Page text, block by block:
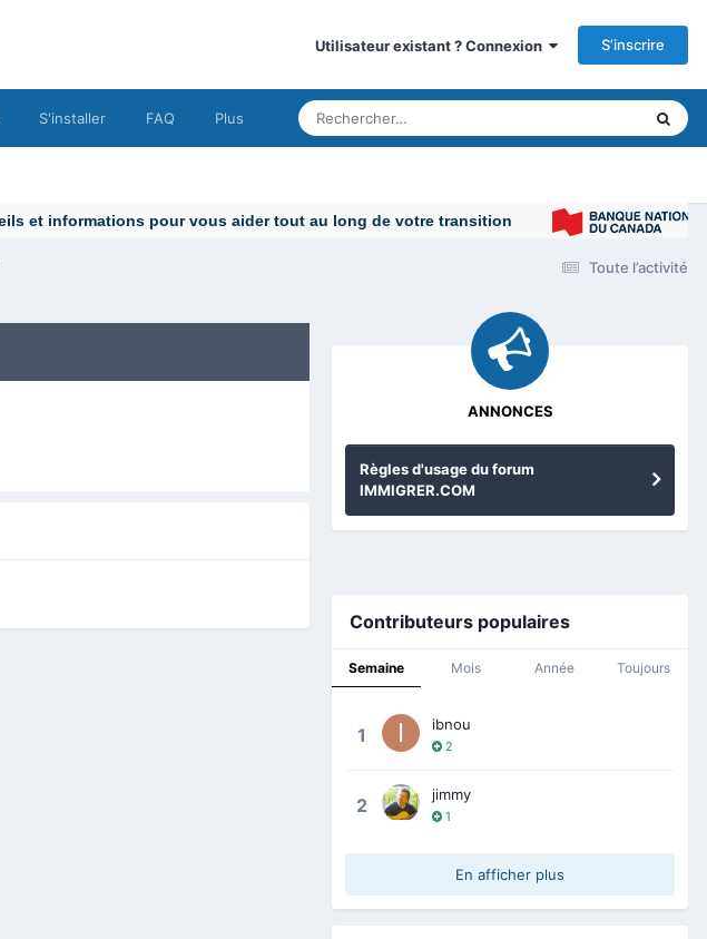
Utilisateur existant ? Connexion S’inscrire
S'installer FAQ Plus
Toute l’activité
ANNONCES
Règles d'usage du forum
IMMIGRER.COM
Contributeurs populaires
Semaine Mois Année Toujours
1 ibnou
2
2 jimmy
1
En afficher plus